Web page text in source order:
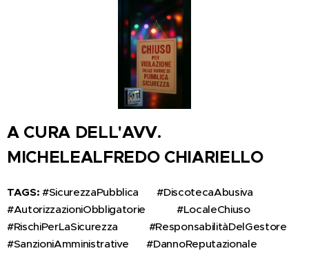
A CURA DELL'AVV.
MICHELEALFREDO CHIARIELLO
TAGS:#SicurezzaPubblica 🚓 #DiscotecaAbusiva 🚫🎧
#AutorizzazioniObbligatorie 📜✔️ #LocaleChiuso 🔒
#RischiPerLaSicurezza ⚠️🔥 #ResponsabilitàDelGestore 👨‍⚖️
#SanzioniAmministrative 💸 #DannoReputazionale 😬